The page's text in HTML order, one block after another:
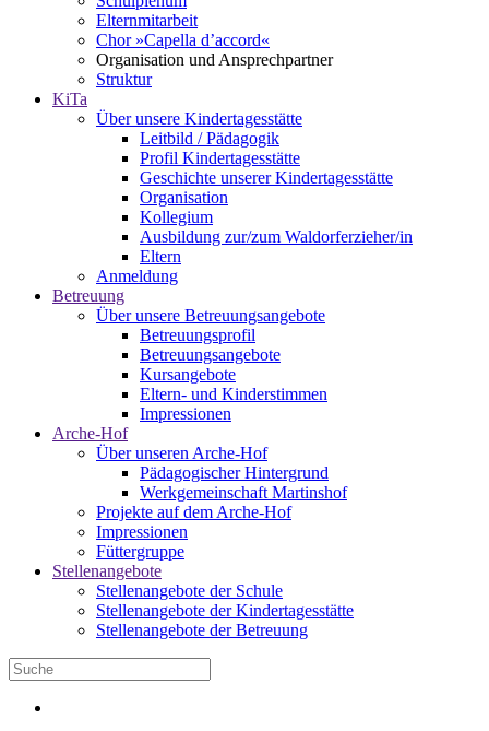
Elternmitarbeit
Chor »Capella d’accord«
Organisation und Ansprechpartner
Struktur
KiTa
Über unsere Kindertagesstätte
Leitbild / Pädagogik
Profil Kindertagesstätte
Geschichte unserer Kindertagesstätte
Organisation
Kollegium
Ausbildung zur/zum Waldorferzieher/in
Eltern
Anmeldung
Betreuung
Über unsere Betreuungsangebote
Betreuungsprofil
Betreuungsangebote
Kursangebote
Eltern- und Kinderstimmen
Impressionen
Arche-Hof
Über unseren Arche-Hof
Pädagogischer Hintergrund
Werkgemeinschaft Martinshof
Projekte auf dem Arche-Hof
Impressionen
Füttergruppe
Stellenangebote
Stellenangebote der Schule
Stellenangebote der Kindertagesstätte
Stellenangebote der Betreuung